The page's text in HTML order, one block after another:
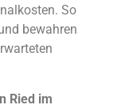
So
bewahren
Ried im